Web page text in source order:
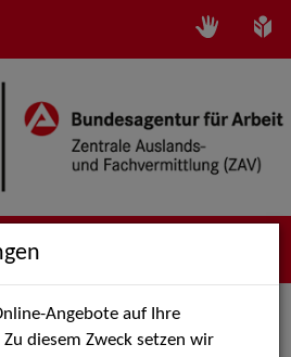
Angebote auf Ihre
diesem Zweck setzen wir